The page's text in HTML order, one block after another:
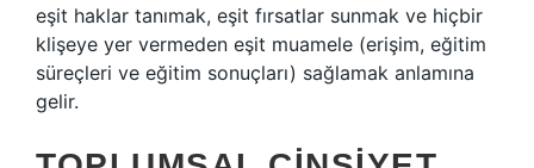
eşit haklar tanımak, eşit fırsatlar sunmak ve hiçbir
klişeye yer vermeden eşit muamele (erişim, eğitim
süreçleri ve eğitim sonuçları) sağlamak anlamına
gelir.